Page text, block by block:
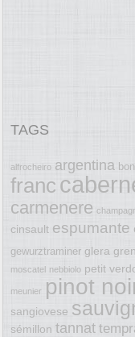
TAGS
alfrocheiro argentina
franc
carmenere
cinsault espumante
gewurztraminer glera
moscatel nebbiolo petit
meunier pinot
sangiovese
sémillon tannat